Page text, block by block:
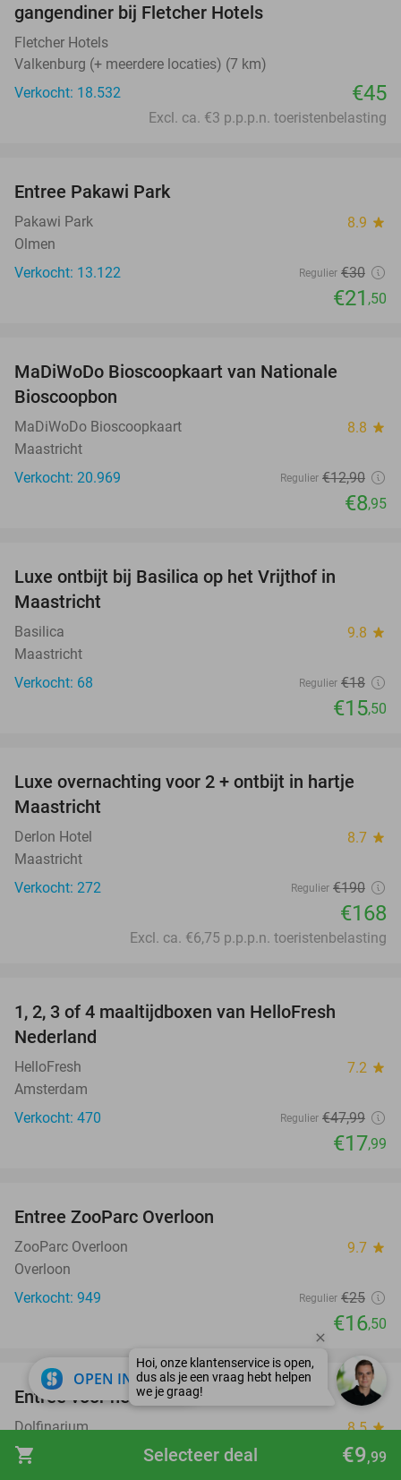
shopping_cart €9,99
Selecteer deal
gangendiner bij Fletcher Hotels
Fletcher Hotels
Valkenburg (+ meerdere locaties) (7 km)
Verkocht: 18.532
€45
Excl. ca. €3 p.p.p.n. toeristenbelasting
Entree Pakawi Park
Pakawi Park 8.9 star
Olmen
Verkocht: 13.122
Regulier €30
€21 ,50
MaDiWoDo Bioscoopkaart van Nationale
Bioscoopbon
MaDiWoDo Bioscoopkaart 8.8 star
Maastricht
Verkocht: 20.969
Regulier €12,90
€8,95
Luxe ontbijt bij Basilica op het Vrijthof in
Maastricht
Basilica 9.8 star
Maastricht
Verkocht: 68
Regulier €18
€15,50
12%
Luxe overnachting voor 2 + ontbijt in hartje
Maastricht
Derlon Hotel 8.7 star
Maastricht
Verkocht: 272
Regulier €190
€168
Excl. ca. €6,75 p.p.p.n. toeristenbelasting
1, 2, 3 of 4 maaltijdboxen van HelloFresh
Nederland
HelloFresh 7.2 star
Amsterdam
Verkocht: 470
Regulier €47,99
€17,99
Entree ZooParc Overloon
ZooParc Overloon 9.7 star
Overloon
Verkocht: 949
Regulier €25
€16,50
36%
Entree voor het Dolfinarium
Dolfinarium 8.5star
Harderwijk
OPEN IN APP close